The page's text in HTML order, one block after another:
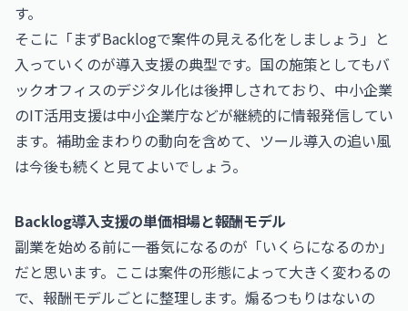
す。
そこに「まずBacklogで案件の見える化をしましょう」と
入っていくのが導入支援の典型です。国の施策としてもバ
ックオフィスのデジタル化は後押しされており、中小企業
のIT活用支援は中小企業庁などが継続的に情報発信してい
ます。補助金まわりの動向を含めて、ツール導入の追い風
は今後も続くと見てよいでしょう。
Backlog導入支援の単価相場と報酬モデル
副業を始める前に一番気になるのが「いくらになるのか」
だと思います。ここは案件の形態によって大きく変わるの
で、報酬モデルごとに整理します。煽るつもりはないの